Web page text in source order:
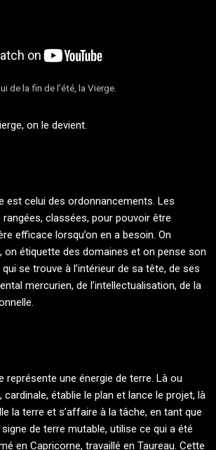
de la fin de l’été, la Vierge.
on le devient.
est celui des ordonnancements. Les
classées, pour pouvoir être
efficace lorsqu’on en a besoin. On
on étiquette des domaines et on pense son
se trouve à l’intérieur de sa tête, de ses
mercurien, de l’intellectualisation, de la
représente une énergie de terre. Là ou
cardinale, établie le plan et lance le projet, là
la terre et s’affaire à la tâche, en tant que
de terre mutable, utilise ce qui a été
en Capricorne, travaillé en Taureau. Cette